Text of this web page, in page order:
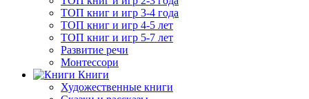
ТОП книг и игр 3-4 года
ТОП книг и игр 4-5 лет
ТОП книг и игр 5-7 лет
Развитие речи
Монтессори
Книги
Художественные книги